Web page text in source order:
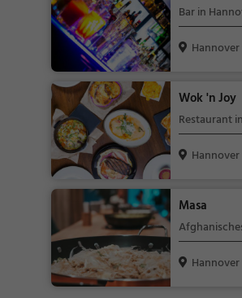
Bar in
Hannover
Wok 'n Joy
Restaurant
Hannover
Masa
Hannover
Hannover